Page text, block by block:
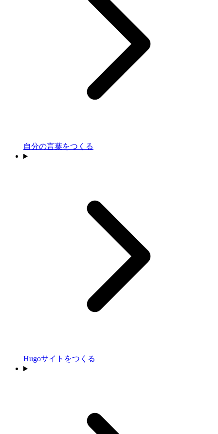
自分の言葉をつくる
Hugoサイトをつくる